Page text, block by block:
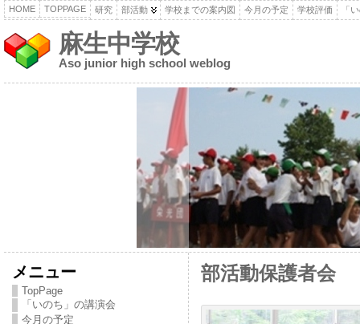
HOME TOPPAGE 研究 部活動 学校までの案内図 今月の予定 学校評価 「
麻生中学校
Aso junior high school weblog
メニュー
TopPage
「いのち」の講演会
今月の予定
部活動保護者会